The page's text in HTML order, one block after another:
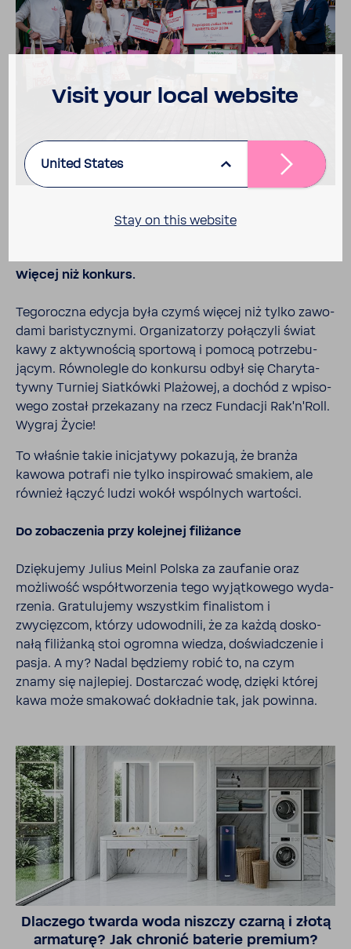
Więcej niż konkurs.
Tego­roczna edycja była czymś więcej niż tylko zawo­
dami bari­stycz­nymi. Orga­ni­za­torzy połą­czyli świat
kawy z aktyw­no­ścią spor­tową i pomocą potrze­bu­
jącym. Równo­legle do konkursu odbył się Chary­ta­
tywny Turniej Siat­kówki Plażowej, a dochód z wpiso­
wego został prze­ka­zany na rzecz Fundacji Rak'n'Roll.
Wygraj Życie!
To właśnie takie inicja­tywy poka­zują, że branża
kawowa potrafi nie tylko inspi­rować smakiem, ale
również łączyć ludzi wokół wspól­nych wartości.
Do zoba­czenia przy kolejnej fili­żance
Dzię­ku­jemy Julius Meinl Polska za zaufanie oraz
możli­wość współ­two­rzenia tego wyjąt­ko­wego wyda­
rzenia. Gratu­lu­jemy wszystkim fina­li­stom i
zwycięzcom, którzy udowod­nili, że za każdą dosko­
nałą fili­żanką stoi ogromna wiedza, doświad­czenie i
pasja. A my? Nadal będziemy robić to, na czym
znamy się najle­piej. Dostar­czać wodę, dzięki której
kawa może smakować dokładnie tak, jak powinna.
Dlaczego twarda woda niszczy czarną i złotą
arma­turę? Jak chronić baterie premium?
Visit your local website
United States
Stay on this website